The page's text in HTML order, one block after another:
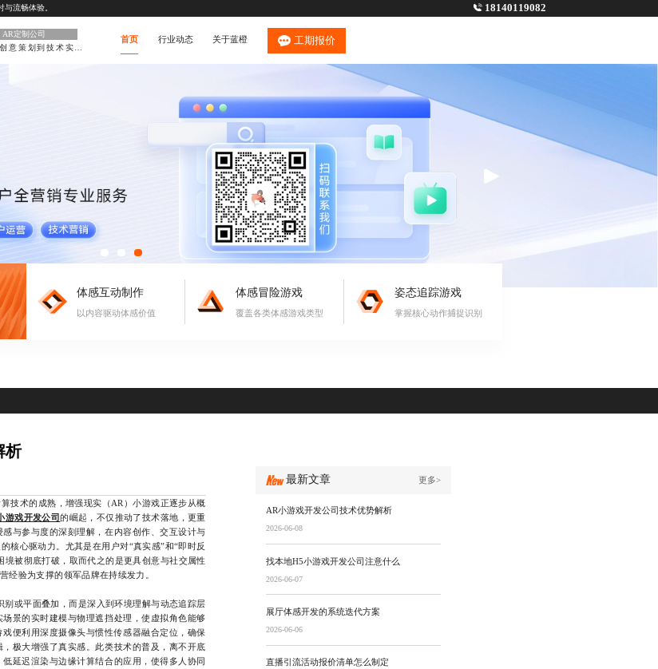
流畅体验。 18140119082
AR定制公司
首页 行业动态 关于蓝橙 工期报价
体感互动制作
以内容驱动体感价值
体感冒险游戏
覆盖各类体感游戏类型
姿态追踪游戏
掌握核心动作捕捉识别
析
术的成熟，增强现实（AR）小游戏正逐步从概
游戏开发公司的崛起，不仅推动了技术落地，更重
与参与度的深刻理解，在内容创作、交互设计与
核心驱动力。尤其是在用户对“真实感”和“即时反
被彻底打破，取而代之的是更具创意与社交属性
经验为支撑的领军品牌在持续发力。
或平面叠加，而是深入到环境理解与动态追踪层
景的实时建模与物理遮挡处理，使虚拟角色能够
便利用深度摄像头与惯性传感器融合定位，确保
极大增强了真实感。此类技术的普及，离不开底
延迟渲染与边缘计算结合的应用，使得多人协同
最新文章 更多>
AR小游戏开发公司技术优势解析
2026-06-08
找本地H5小游戏开发公司注意什么
2026-06-07
展厅体感开发的系统迭代方案
2026-06-06
直播引流活动报价清单怎么制定